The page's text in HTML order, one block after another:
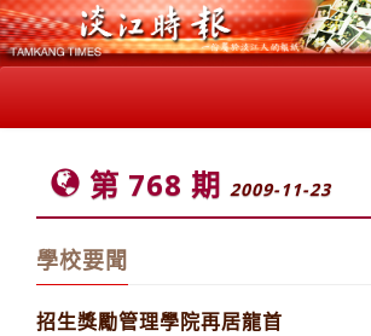
第 768 期 2009-11-23
學校要聞
招生獎勵管理學院再居龍首